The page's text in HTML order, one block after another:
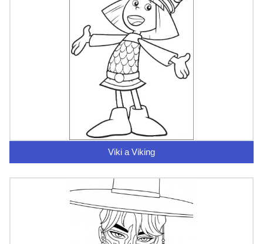
Viki a Viking